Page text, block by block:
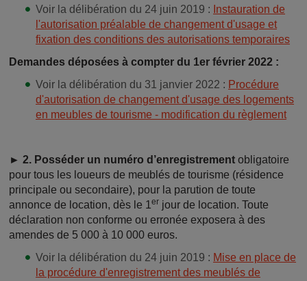
Voir la délibération du 24 juin 2019 : Instauration de
l'autorisation préalable de changement d'usage et
fixation des conditions des autorisations temporaires
Demandes déposées à compter du 1er février 2022 :
Voir la délibération du 31 janvier 2022 : Procédure
d'autorisation de changement d'usage des logements
en meubles de tourisme - modification du règlement
► 2. Posséder un numéro d’enregistrement obligatoire
pour tous les loueurs de meublés de tourisme (résidence
principale ou secondaire), pour la parution de toute
annonce de location, dès le 1 er jour de location. Toute
déclaration non conforme ou erronée exposera à des
amendes de 5 000 à 10 000 euros.
Voir la délibération du 24 juin 2019 : Mise en place de
la procédure d'enregistrement des meublés de